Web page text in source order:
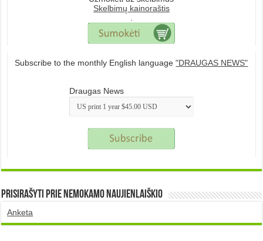
Skelbimų kainoraštis
.
Subscribe to the monthly English language"DRAUGAS NEWS"
Draugas News
Prisirašyti prie nemokamo naujienlaiškio
Anketa